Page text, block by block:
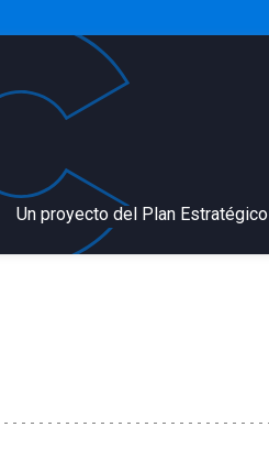
Un proyecto del Plan Estratégico